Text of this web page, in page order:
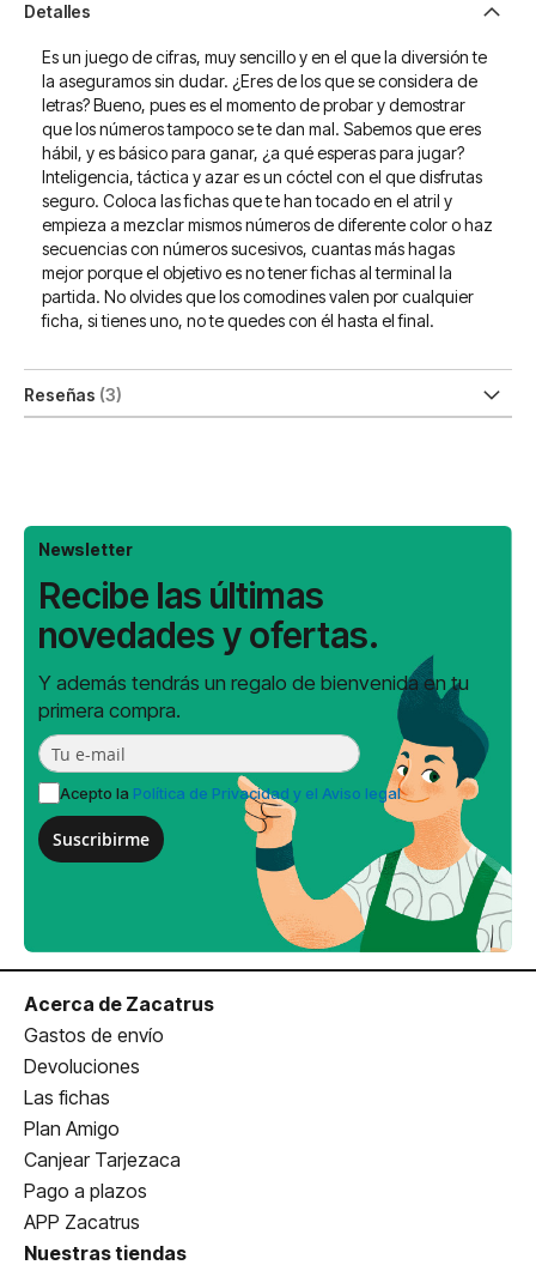
Detalles
Es un juego de cifras, muy sencillo y en el que la diversión te
la aseguramos sin dudar. ¿Eres de los que se considera de
letras? Bueno, pues es el momento de probar y demostrar
que los números tampoco se te dan mal. Sabemos que eres
hábil, y es básico para ganar, ¿a qué esperas para jugar?
Inteligencia, táctica y azar es un cóctel con el que disfrutas
seguro. Coloca las fichas que te han tocado en el atril y
empieza a mezclar mismos números de diferente color o haz
secuencias con números sucesivos, cuantas más hagas
mejor porque el objetivo es no tener fichas al terminal la
partida. No olvides que los comodines valen por cualquier
ficha, si tienes uno, no te quedes con él hasta el final.
Reseñas 3
Newsletter
Recibe las últimas
novedades y ofertas.
Y además tendrás un regalo de bienvenida en tu
primera compra.
Acepto la Política de Privacidad y el Aviso legal
Suscribirme
Acerca de Zacatrus
Gastos de envío
Devoluciones
Las fichas
Plan Amigo
Canjear Tarjezaca
Pago a plazos
APP Zacatrus
Nuestras tiendas